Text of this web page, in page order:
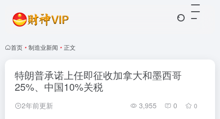
首页 • 制造业新闻 • 正文
特朗普承诺上任即征收加拿大和墨西哥
25%、中国10%关税
2年前更新 3,955 0 0